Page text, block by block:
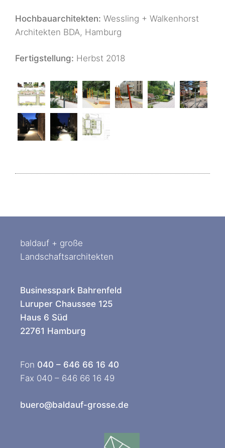
Hochbauarchitekten: Wessling + Walkenhorst
Architekten BDA, Hamburg
Fertigstellung: Herbst 2018
baldauf + große
Landschaftsarchitekten
Businesspark Bahrenfeld
Luruper Chaussee 125
Haus 6 Süd
22761 Hamburg
Fon 040 – 646 66 16 40
Fax 040 – 646 66 16 49
buero@baldauf-grosse.de